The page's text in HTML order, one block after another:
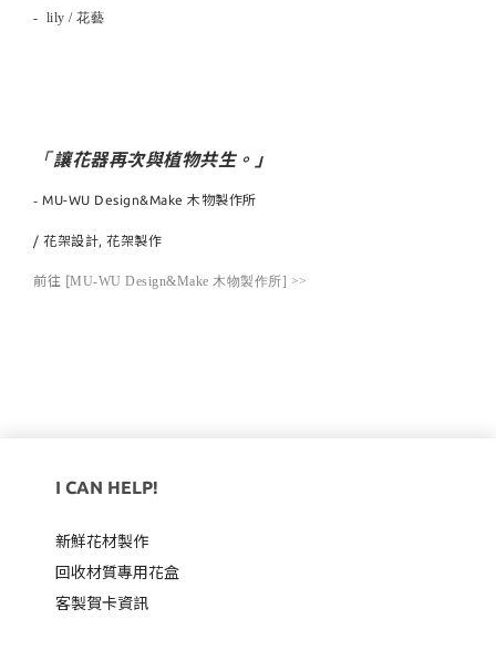
- lily / 花藝
「 讓花器再次與植物共生。 」
- MU-WU Design&Make 木物製作所
/ 花架設計, 花架製作
前往 [MU-WU Design&Make 木物製作所] >>
I CAN HELP!
新鮮花材製作
回收材質專用花盒
客製賀卡資訊